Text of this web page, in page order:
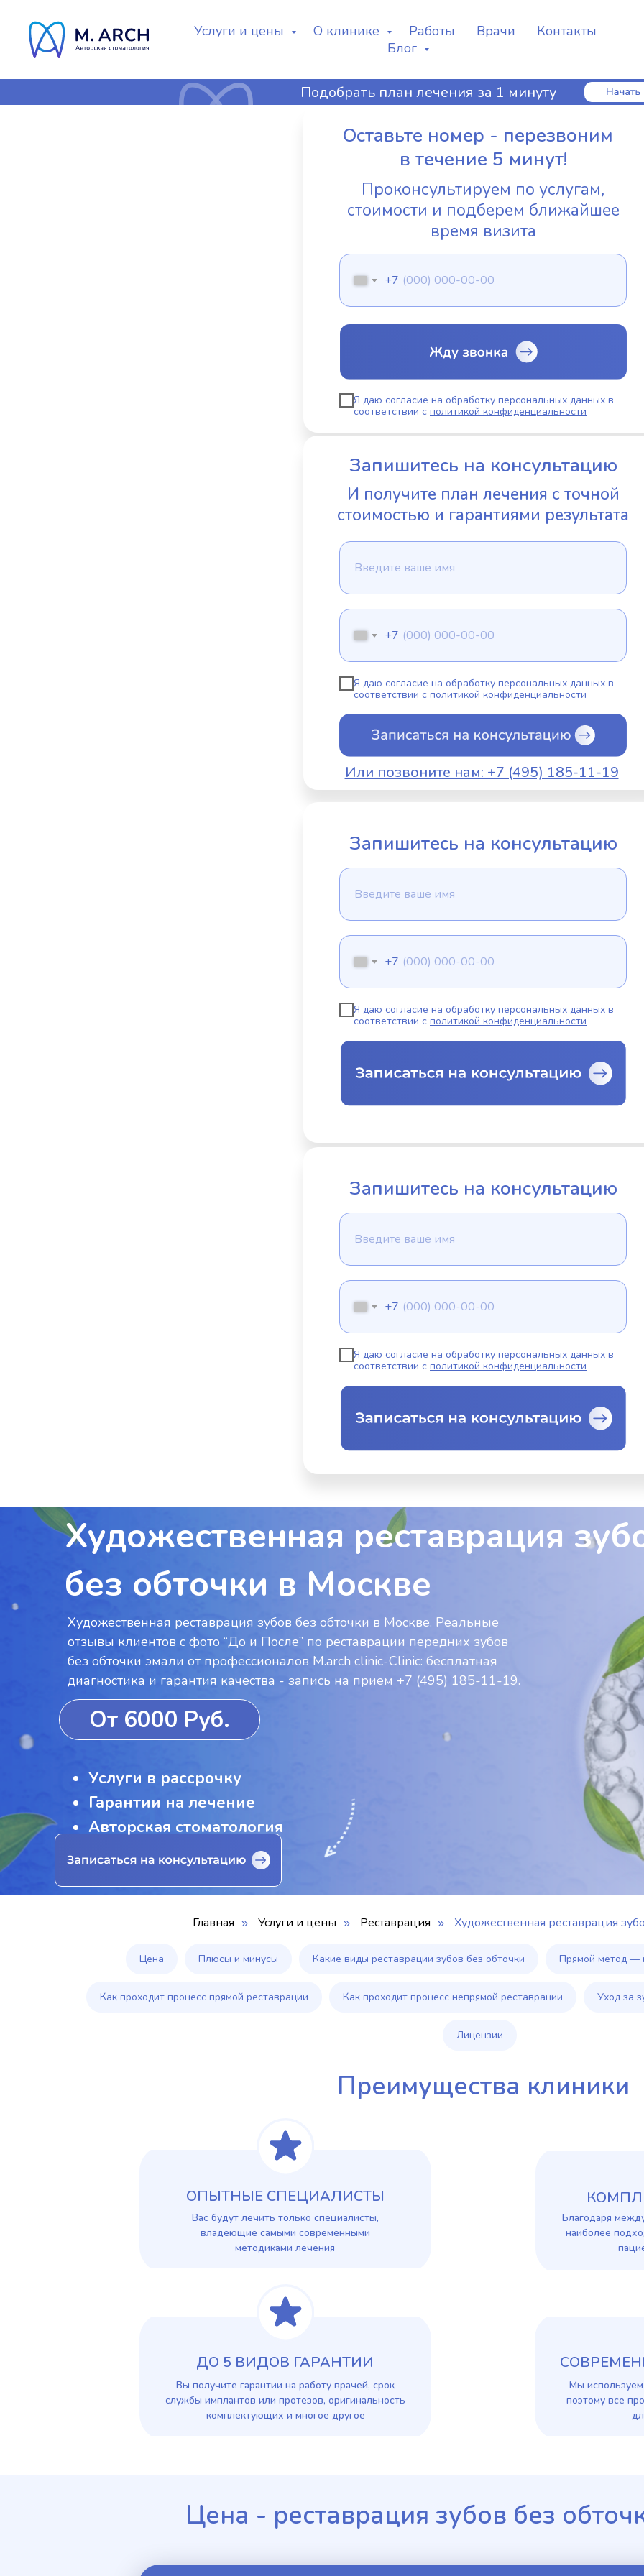
Услуги и цены О клинике Работы Врачи
Контакты
Блог
Подобрать план лечения за 1 минуту
Оставьте номер - перезвоним
в течение 5 минут!
Проконсультируем по услугам,
стоимости и подберем ближайшее
время визита
+7
Я даю согласие на обработку персональных данных в
соответствии с политикой конфиденциальности
Запишитесь на консультацию
И получите план лечения с точной
стоимостью и гарантиями результата
Или позвоните нам: +7 (495) 185-11-19
+7
Я даю согласие на обработку персональных данных в
соответствии с политикой конфиденциальности
Запишитесь на консультацию
+7
Я даю согласие на обработку персональных данных в
соответствии с политикой конфиденциальности
Запишитесь на консультацию
+7
Я даю согласие на обработку персональных данных в
соответствии с политикой конфиденциальности
Художественная реставрация
без обточки в Москве
Художественная реставрация зубов без обточки в Москве. Реальные
отзывы клиентов с фото “До и После” по реставрации передних зубов
без обточки эмали от профессионалов M.arch clinic-Clinic: бесплатная
диагностика и гарантия качества - запись на прием +7 (495) 185-11-19.
Услуги в рассрочку
Гарантии на лечение
Авторская стоматология
От 6000 Руб.
Главная » Услуги и цены » Реставрация » Художественная реставрация
Цена Плюсы и минусы Какие виды реставрации зубов без обточки Прямой метод —
Как проходит процесс прямой реставрации Как проходит процесс непрямой реставрации Уход за
Лицензии
Преимущества клиники
ДО 5 ВИДОВ ГАРАНТИИ
ОПЫТНЫЕ СПЕЦИАЛИСТЫ
Вас будут лечить только специалисты,
владеющие самыми современными
методиками лечения
Вы получите гарантии на работу врачей, срок
службы имплантов или протезов, оригинальность
комплектующих и многое другое
Мы
поэтому все
Благодаря
наиболее
Цена - реставрация зубов без